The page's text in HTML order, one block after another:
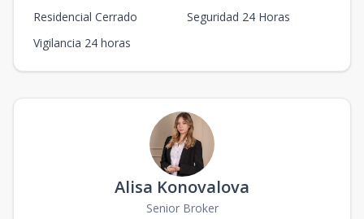
Residencial Cerrado
Seguridad 24 Horas
Vigilancia 24 horas
Alisa Konovalova
Senior Broker